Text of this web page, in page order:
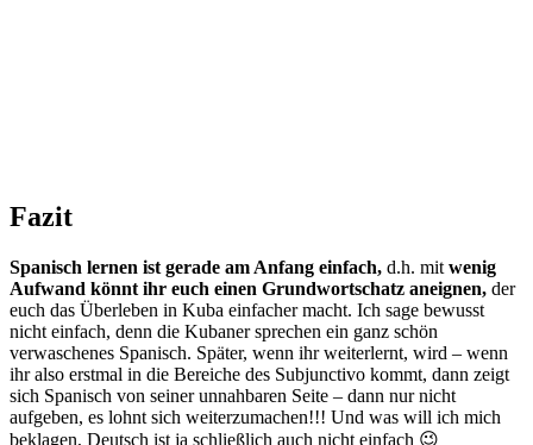
Fazit
Spanisch lernen ist gerade am Anfang einfach, d.h. mit wenig
Aufwand könnt ihr euch einen Grundwortschatz aneignen, der
euch das Überleben in Kuba einfacher macht. Ich sage bewusst
nicht einfach, denn die Kubaner sprechen ein ganz schön
verwaschenes Spanisch. Später, wenn ihr weiterlernt, wird – wenn
ihr also erstmal in die Bereiche des Subjunctivo kommt, dann zeigt
sich Spanisch von seiner unnahbaren Seite – dann nur nicht
aufgeben, es lohnt sich weiterzumachen!!! Und was will ich mich
beklagen, Deutsch ist ja schließlich auch nicht einfach 😉